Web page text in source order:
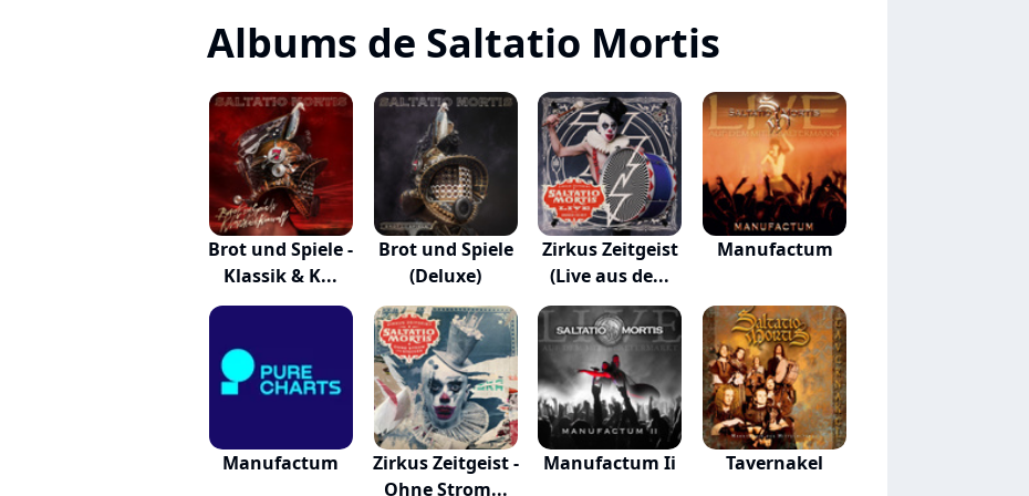
Albums de Saltatio Mortis
Brot und Spiele -
Klassik & K...
Brot und Spiele
(Deluxe)
Zirkus Zeitgeist
(Live aus de...
Manufactum
Manufactum
Zirkus Zeitgeist -
Ohne Strom...
Manufactum Ii Tavernakel